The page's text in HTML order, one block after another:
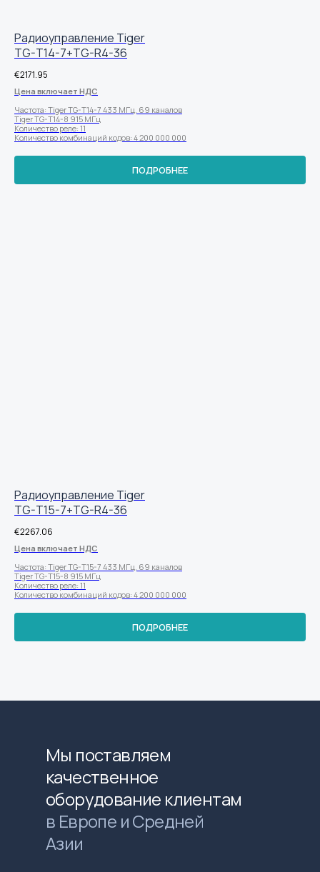
Радиоуправление Tiger
TG-T14-7+TG-R4-36
€2171.95
Цена включает НДС
Частота: Tiger TG-T14-7 433 МГц, 69 каналов
Tiger TG-T14-8 915 МГц
Количество реле: 11
Количество комбинаций кодов: 4 200 000 000
ПОДРОБНЕЕ
Радиоуправление Tiger
TG-T15-7+TG-R4-36
€2267.06
Цена включает НДС
Частота: Tiger TG-T15-7 433 МГц, 69 каналов
Tiger TG-T15-8 915 МГц
Количество реле: 11
Количество комбинаций кодов: 4 200 000 000
ПОДРОБНЕЕ
Мы поставляем
качественное
оборудование клиентам
в Европе и Средней
Азии